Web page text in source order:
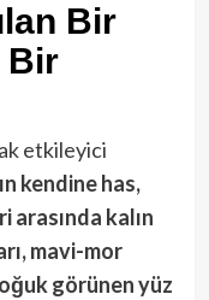
Bir
Bir
etkileyici
kendine has,
arasında kalın
mavi-mor
görünen yüz